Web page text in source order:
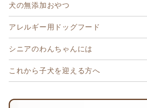
犬の無添加おやつ
アレルギー用ドッグフード
シニアのわんちゃんには
これから子犬を迎える方へ